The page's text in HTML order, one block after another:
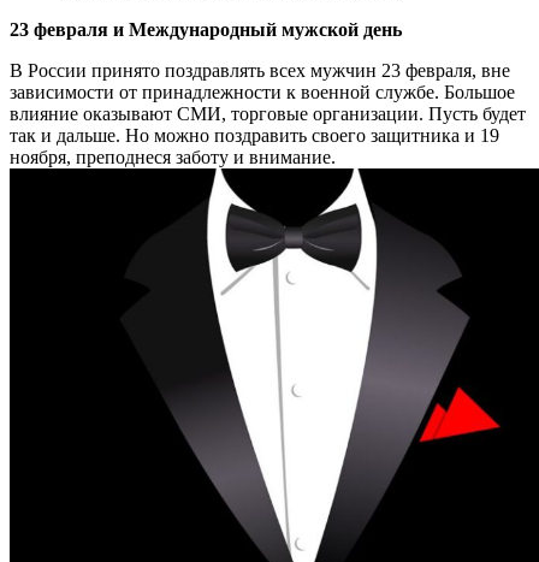
23 февраля и Международный мужской день
В России принято поздравлять всех мужчин 23 февраля, вне
зависимости от принадлежности к военной службе. Большое
влияние оказывают СМИ, торговые организации. Пусть будет
так и дальше. Но можно поздравить своего защитника и 19
ноября, преподнеся заботу и внимание.